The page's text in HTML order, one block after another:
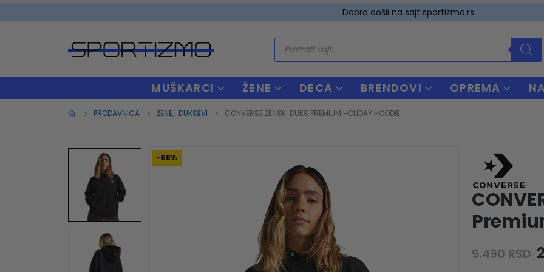
Dobro došli na sajt sportizmo.rs
Products
search
MUŠKARCI ŽENE DECA BRENDOVI OPREMA
PRODAVNICA ŽENE, DUKSEVI CONVERSE ŽENSKI DUKS PREMIUM HOLIDAY HOODIE
-68%
9.490RSD